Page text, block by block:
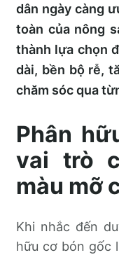
dân ngày càng
toàn của nông
thành lựa chọn
dài, bền bộ rễ,
chăm sóc qua
Phân
vai trò
màu mỡ
Khi nhắc đến
hữu cơ bón gốc